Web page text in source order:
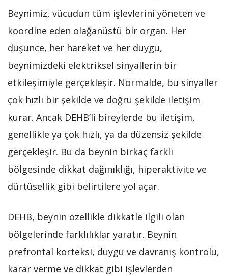
Beynimiz, vücudun tüm işlevlerini yöneten ve
koordine eden olağanüstü bir organ. Her
düşünce, her hareket ve her duygu,
beynimizdeki elektriksel sinyallerin bir
etkileşimiyle gerçekleşir. Normalde, bu sinyaller
çok hızlı bir şekilde ve doğru şekilde iletişim
kurar. Ancak DEHB’li bireylerde bu iletişim,
genellikle ya çok hızlı, ya da düzensiz şekilde
gerçekleşir. Bu da beynin birkaç farklı
bölgesinde dikkat dağınıklığı, hiperaktivite ve
dürtüsellik gibi belirtilere yol açar.
DEHB, beynin özellikle dikkatle ilgili olan
bölgelerinde farklılıklar yaratır. Beynin
prefrontal korteksi, duygu ve davranış kontrolü,
karar verme ve dikkat gibi işlevlerden